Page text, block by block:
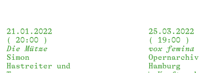
21.01.2022
20:00
Die Mütze
Simon
Hastreiter und
25.03.2022
19:00
vox femina
Opernarchiv
Hamburg